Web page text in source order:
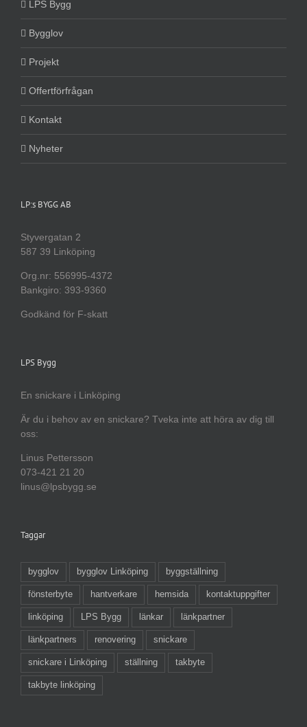
LPS Bygg
Bygglov
Projekt
Offertförfrågan
Kontakt
Nyheter
LP:s BYGG AB
Styvergatan 2
587 39 Linköping
Org.nr: 556995-4372
Bankgiro: 393-9360
Godkänd för F-skatt
LPS Bygg
En snickare i Linköping
Är du i behov av en snickare? Tveka inte att höra av dig till
oss:
Linus Pettersson
073-421 21 20
linus@lpsbygg.se
Taggar
bygglov bygglov Linköping byggställning
fönsterbyte hantverkare hemsida kontaktuppgifter
linköping LPS Bygg länkar länkpartner
länkpartners renovering snickare
snickare i Linköping ställning takbyte
takbyte linköping